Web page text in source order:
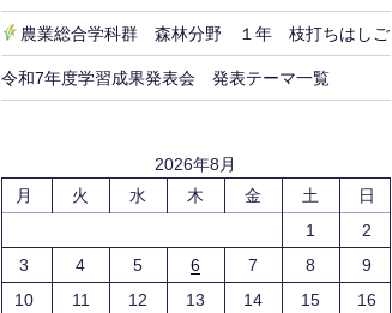
農業総合学科群 森林分野 １年 枝打ちはしご
令和7年度学習成果発表会 発表テーマ一覧
2026年8月
月
火 水 木 金 土
日
1
2
3
4 5 6 7 8
9
10
11 12 13 14 15
16